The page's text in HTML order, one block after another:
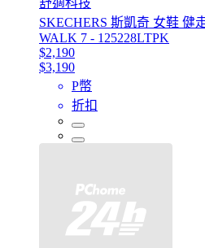
舒適科技
SKECHERS 斯凱奇 女鞋 健
WALK 7 - 125228LTPK
$2,190
$3,190
P幣
折扣